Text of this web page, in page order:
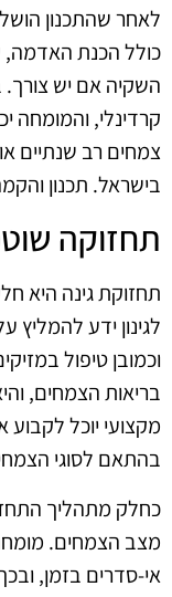
לאחר שהתכנון
כולל הכנת
השקיה אם יש
קרדינלי, והמומחה
צמחים רב שנתיים
בישראל. תכנון
תחזוקה
תחזוקת גינה היא
לגינון ידע להמליץ
וכמובן טיפול
בריאות הצמחים,
מקצועי יוכל
בהתאם לסוגי
כחלק מתהליך
מצב הצמחים. מומחה
אי-סדרים בזמן,